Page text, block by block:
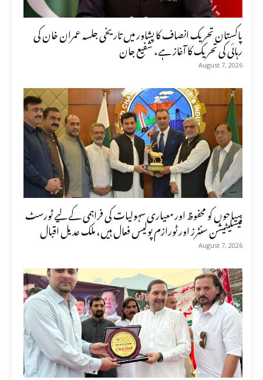
پاکستان تحریک انصاف کا پشاور میں تاریخی جلسہ عمران خان کی
رہائی کی تحریک کا آغاز ہے، شفیع جان
August 7, 2026
سیاحوں کو محفوظ اور معیاری سہولیات کی فراہمی کے لیے ٹورسٹ
فیسلیٹیشن سنٹرز اور ٹورازم پولیس فعال ہیں، ملک عدیل اقبال
August 7, 2026